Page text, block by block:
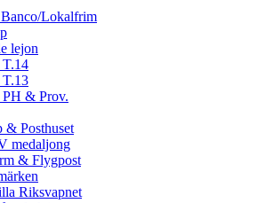
Lokalfrim
lejon
& Prov.
& Posthuset
medaljong
& Flygpost
Riksvapnet